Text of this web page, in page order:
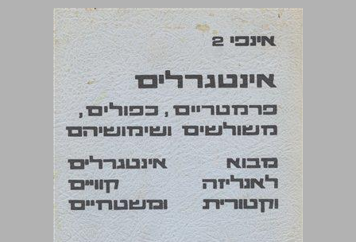
אינפי 2 אינטגרלים פרמטריים, כפולים, משולשים ושימושיהם ... 0